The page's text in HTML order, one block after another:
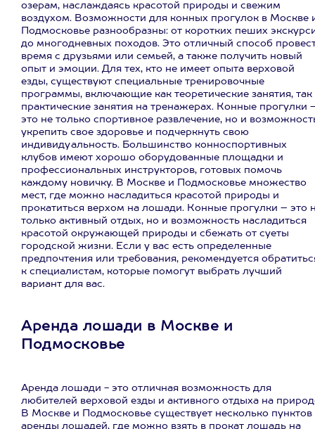
озерам, наслаждаясь красотой природы и свежим
воздухом. Возможности для конных прогулок в Москве
Подмосковье разнообразны: от коротких пеших
до многодневных походов. Это отличный способ
время с друзьями или семьей, а также получить новый
опыт и эмоции. Для тех, кто не имеет опыта верховой
езды, существуют специальные тренировочные
программы, включающие как теоретические занятия, так
практические занятия на тренажерах. Конные прогулки
это не только спортивное развлечение, но и
укрепить свое здоровье и подчеркнуть свою
индивидуальность. Большинство конноспортивных
клубов имеют хорошо оборудованные площадки и
профессиональных инструкторов, готовых помочь
каждому новичку. В Москве и Подмосковье множество
мест, где можно насладиться красотой природы и
прокатиться верхом на лошади. Конные прогулки – это
только активный отдых, но и возможность насладиться
красотой окружающей природы и сбежать от суеты
городской жизни. Если у вас есть определенные
предпочтения или требования, рекомендуется
к специалистам, которые помогут выбрать лучший
вариант для вас.
Аренда лошади в Москве и
Подмосковье
Аренда лошади - это отличная возможность для
любителей верховой езды и активного отдыха на
В Москве и Подмосковье существует несколько пунктов
аренды лошадей, где можно взять в прокат лошадь на